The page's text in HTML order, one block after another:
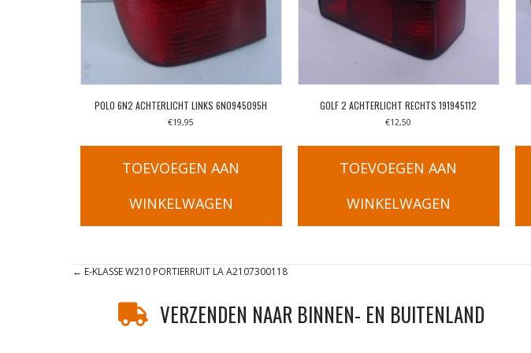
POLO 6N2 ACHTERLICHT LINKS 6N0945095H
€19,95
TOEVOEGEN AAN
WINKELWAGEN
GOLF 2 ACHTERLICHT RECHTS 191945112
€12,50
TOEVOEGEN AAN
WINKELWAGEN
Posts
navigation
← E-KLASSE W210 PORTIERRUIT LA A2107300118
VERZENDEN NAAR BINNEN- EN BUITENLAND